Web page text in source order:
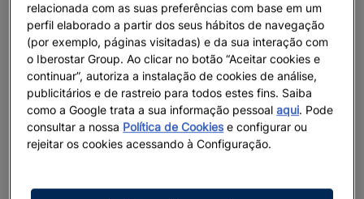
Até 30% de desconto em hotéis selecionados
Ofertas de última hora
Ver mais
Até 40%
Novo hotel:
Ver mais
relacionada com as suas preferências com base em um
perfil elaborado a partir dos seus hábitos de navegação
(por exemplo, páginas visitadas) e da sua interação com
o Iberostar Group. Ao clicar no botão “Aceitar cookies e
continuar”, autoriza a instalação de cookies de análise,
publicitários e de rastreio para todos estes fins. Saiba
como a Google trata a sua informação pessoalaqui. Pode
consultar a nossa Política de Cookiese configurar ou
rejeitar os cookies acessando à Configuração.